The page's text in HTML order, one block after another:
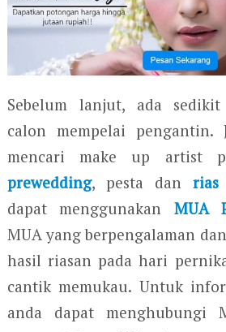
Sebelum lanjut, ada
calon mempelai pengantin.
mencari make up artist
prewedding, pesta dan rias
dapat menggunakan MUA
MUA yang berpengalaman
hasil riasan pada hari
cantik memukau. Untuk
anda dapat menghubungi